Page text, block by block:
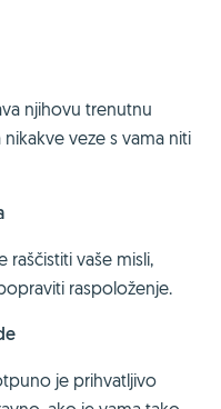
njihovu trenutnu
veze s vama niti
raščistiti vaše misli,
raspoloženje.
je prihvatljivo